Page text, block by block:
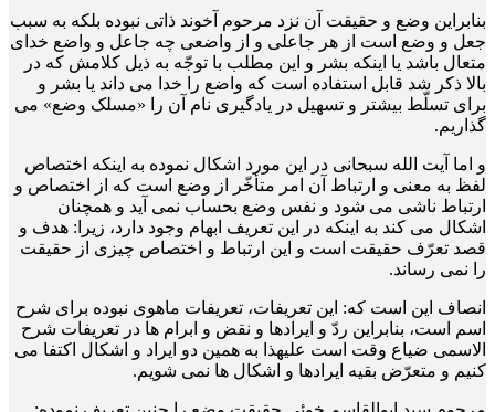
بنابراین وضع و حقیقت آن نزد مرحوم آخوند ذاتی نبوده بلکه به سبب
جعل و وضع است از هر جاعلی و از واضعی چه جاعل و واضع خدای
متعال باشد یا این­که بشر و این مطلب با توجّه به ذیل کلامش که در
بالا ذکر شد قابل استفاده است که واضع را خدا می داند یا بشر و
برای تسلّط بیشتر و تسهیل در یادگیری نام آن را «مسلک وضع» می
گذاریم.
و اما آیت الله سبحانی در این مورد اشکال نموده به این­که اختصاص
لفظ به معنی و ارتباط آن امر متأخّر از وضع است که از اختصاص و
ارتباط ناشی می شود و نفس وضع بحساب نمی آید و همچنان
اشکال می کند به این­که در این تعریف ابهام وجود دارد، زیرا: هدف و
قصد تعرّف حقیقت است و این ارتباط و اختصاص چیزی از حقیقت
را نمی رساند.
انصاف این است که: این تعریفات، تعریفات ماهوی نبوده برای شرح
اسم است، بنابراین ردّ و ایرادها و نقض و ابرام ها در تعریفات شرح
الاسمی ضیاع وقت است علی­هذا به همین دو ایراد و اشکال اکتفا می
کنیم و متعرّض بقیه ایرادها و اشکال ها نمی شویم.